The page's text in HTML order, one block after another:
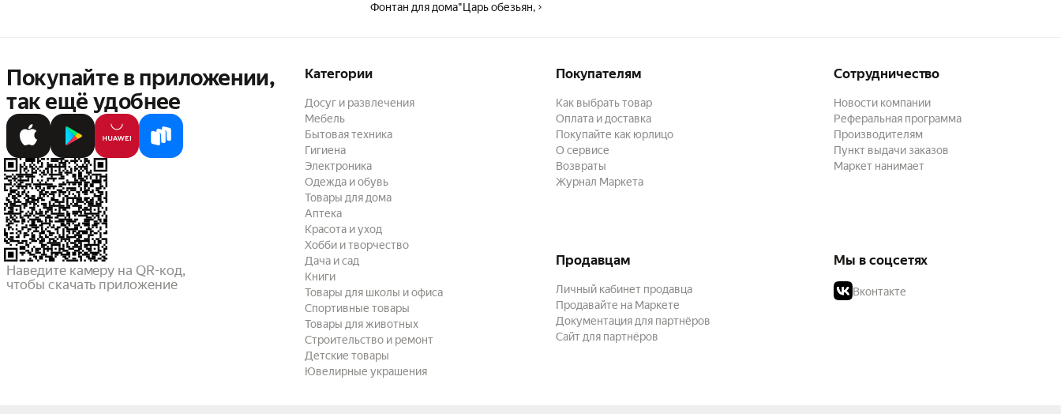
Фонтан для дома"Царь обезьян,
Покупайте в приложении,
так ещё удобнее
Наведите камеру на QR-код,
чтобы скачать приложение
Категории
Досуг и развлечения
Мебель
Бытовая техника
Гигиена
Электроника
Одежда и обувь
Товары для дома
Аптека
Красота и уход
Хобби и творчество
Дача и сад
Книги
Товары для школы и офиса
Спортивные товары
Товары для животных
Строительство и ремонт
Детские товары
Ювелирные украшения
Покупателям
Как выбрать товар
Оплата и доставка
Покупайте как юрлицо
О сервисе
Возвраты
Журнал Маркета
Сотрудничество
Новости компании
Реферальная программа
Производителям
Пункт выдачи заказов
Маркет нанимает
Продавцам
Личный кабинет продавца
Продавайте на Маркете
Документация для партнёров
Сайт для партнёров
Мы в соцсетях
Вконтакте